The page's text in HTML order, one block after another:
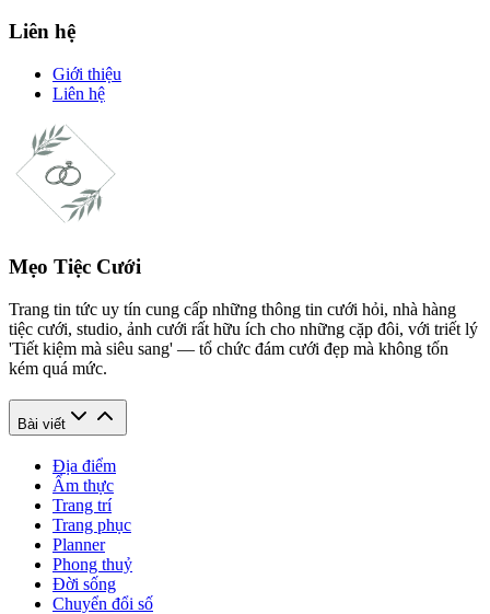
Liên hệ
Giới thiệu
Liên hệ
Mẹo Tiệc Cưới
Trang tin tức uy tín cung cấp những thông tin cưới hỏi, nhà hàng
tiệc cưới, studio, ảnh cưới rất hữu ích cho những cặp đôi, với triết lý
'Tiết kiệm mà siêu sang' — tổ chức đám cưới đẹp mà không tốn
kém quá mức.
Bài viết
Địa điểm
Ẩm thực
Trang trí
Trang phục
Planner
Phong thuỷ
Đời sống
Chuyển đổi số